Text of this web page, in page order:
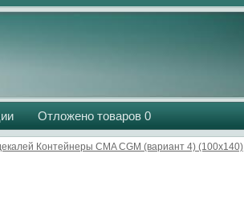
Отложено товаров 0
Контейнеры CMA СGM (вариант 4) (100х140)